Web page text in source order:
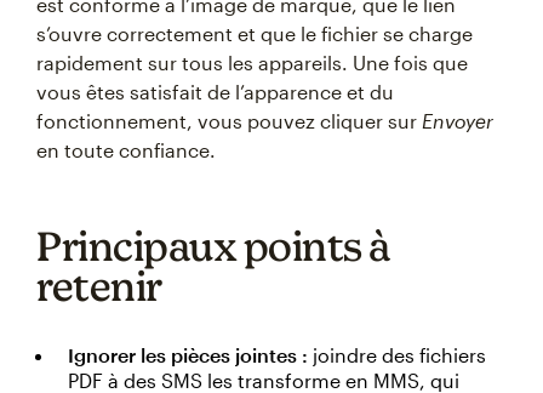
s’ouvre correctement et que le fichier se charge
rapidement sur tous les appareils. Une fois que
vous êtes satisfait de l’apparence et du
fonctionnement, vous pouvez cliquer sur Envoyer
en toute confiance.
Principaux points à
retenir
Ignorer les pièces jointes : joindre des fichiers
PDF à des SMS les transforme en MMS, qui